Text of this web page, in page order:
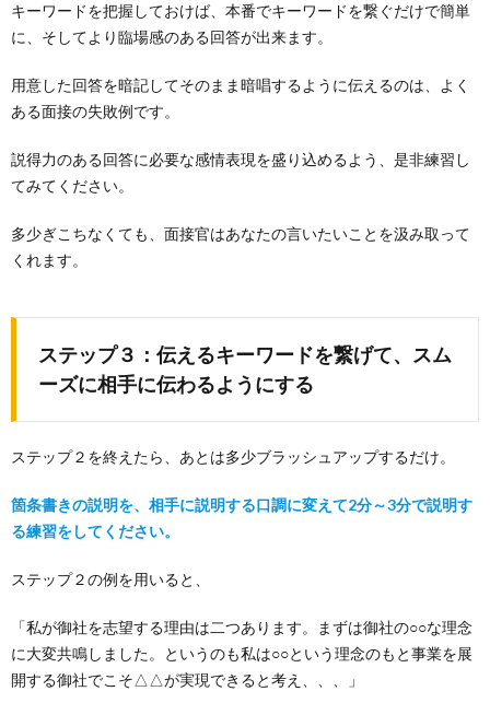
キーワードを把握しておけば、本番でキーワードを繋ぐだけで簡単
に、そしてより臨場感のある回答が出来ます。
用意した回答を暗記してそのまま暗唱するように伝えるのは、よく
ある面接の失敗例です。
説得力のある回答に必要な感情表現を盛り込めるよう、是非練習し
てみてください。
多少ぎこちなくても、面接官はあなたの言いたいことを汲み取って
くれます。
ステップ３： 伝えるキーワードを繋げて、スム
ーズに相手に伝わるようにする
ステップ２を終えたら、あとは多少ブラッシュアップするだけ。
箇条書きの説明を、相手に説明する口調に変えて2分～3分で説明す
る練習をしてください。
ステップ２の例を用いると、
「私が御社を志望する理由は二つあります。まずは御社の○○な理念
に大変共鳴しました。というのも私は○○という理念のもと事業を展
開する御社でこそ△△が実現できると考え、、、」